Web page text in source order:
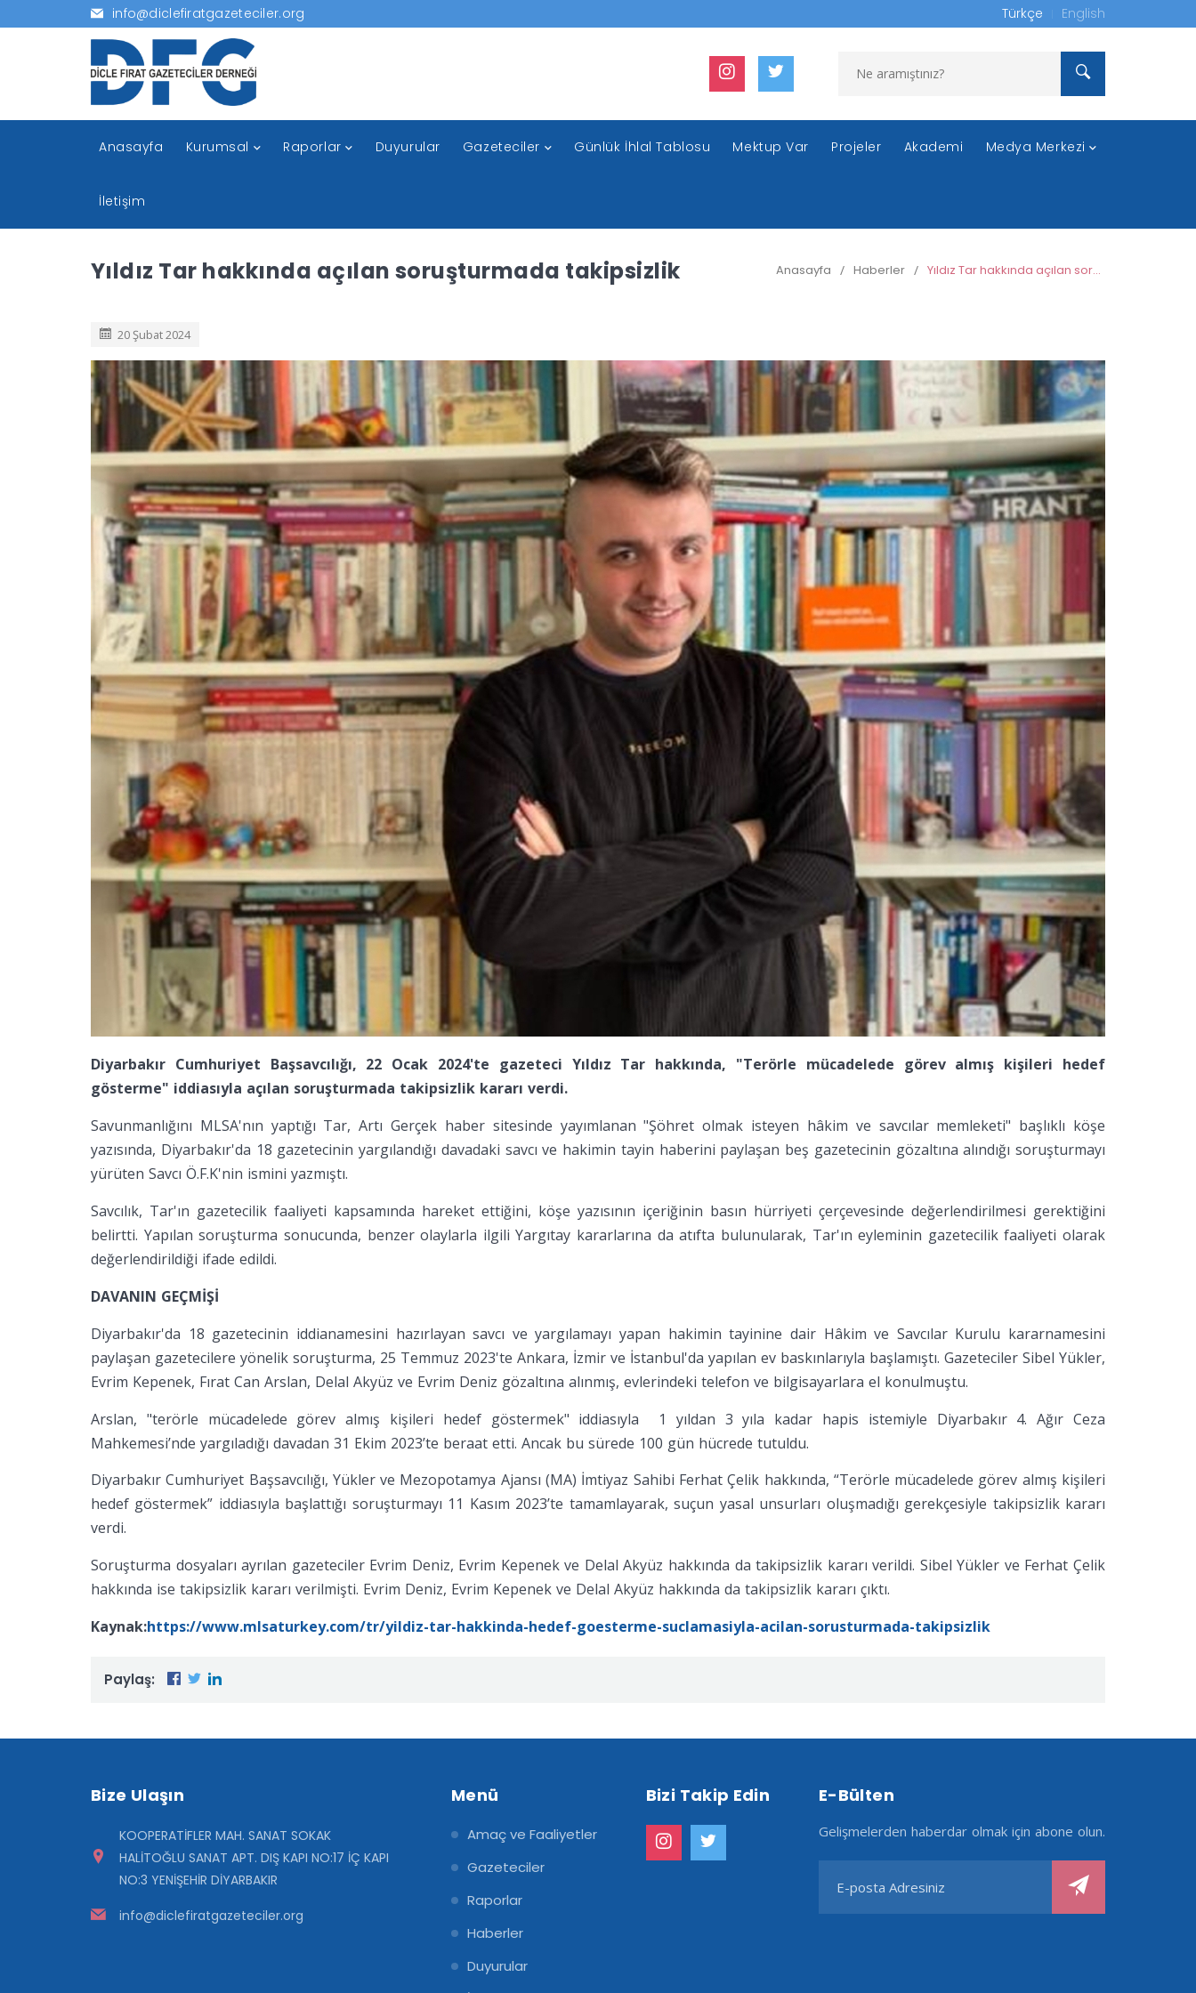
info@diclefiratgazeteciler.org Türkçe English
Anasayfa Kurumsal Raporlar Duyurular Gazeteciler Günlük İhlal Tablosu Mektup Var Projeler Akademi Medya Merkezi
İletişim
Yıldız Tar hakkında açılan soruşturmada takipsizlik Anasayfa / Haberler / Yıldız Tar hakkında açılan soruşturmada takipsizlik
20 Şubat 2024
Diyarbakır Cumhuriyet Başsavcılığı, 22 Ocak 2024'te gazeteci Yıldız Tar hakkında, "Terörle mücadelede görev almış kişileri hedef
gösterme" iddiasıyla açılan soruşturmada takipsizlik kararı verdi.
Savunmanlığını MLSA'nın yaptığı Tar, Artı Gerçek haber sitesinde yayımlanan "Şöhret olmak isteyen hâkim ve savcılar memleketi" başlıklı köşe
yazısında, Diyarbakır'da 18 gazetecinin yargılandığı davadaki savcı ve hakimin tayin haberini paylaşan beş gazetecinin gözaltına alındığı soruşturmayı
yürüten Savcı Ö.F.K'nin ismini yazmıştı.
Savcılık, Tar'ın gazetecilik faaliyeti kapsamında hareket ettiğini, köşe yazısının içeriğinin basın hürriyeti çerçevesinde değerlendirilmesi gerektiğini
belirtti. Yapılan soruşturma sonucunda, benzer olaylarla ilgili Yargıtay kararlarına da atıfta bulunularak, Tar'ın eyleminin gazetecilik faaliyeti olarak
değerlendirildiği ifade edildi.
DAVANIN GEÇMİŞİ
Diyarbakır'da 18 gazetecinin iddianamesini hazırlayan savcı ve yargılamayı yapan hakimin tayinine dair Hâkim ve Savcılar Kurulu kararnamesini
paylaşan gazetecilere yönelik soruşturma, 25 Temmuz 2023'te Ankara, İzmir ve İstanbul'da yapılan ev baskınlarıyla başlamıştı. Gazeteciler Sibel Yükler,
Evrim Kepenek, Fırat Can Arslan, Delal Akyüz ve Evrim Deniz gözaltına alınmış, evlerindeki telefon ve bilgisayarlara el konulmuştu.
Arslan, "terörle mücadelede görev almış kişileri hedef göstermek" iddiasıyla 1 yıldan 3 yıla kadar hapis istemiyle Diyarbakır 4. Ağır Ceza
Mahkemesi’nde yargıladığı davadan 31 Ekim 2023’te beraat etti. Ancak bu sürede 100 gün hücrede tutuldu.
Diyarbakır Cumhuriyet Başsavcılığı, Yükler ve Mezopotamya Ajansı (MA) İmtiyaz Sahibi Ferhat Çelik hakkında, “Terörle mücadelede görev almış kişileri
hedef göstermek” iddiasıyla başlattığı soruşturmayı 11 Kasım 2023’te tamamlayarak, suçun yasal unsurları oluşmadığı gerekçesiyle takipsizlik kararı
verdi.
Soruşturma dosyaları ayrılan gazeteciler Evrim Deniz, Evrim Kepenek ve Delal Akyüz hakkında da takipsizlik kararı verildi. Sibel Yükler ve Ferhat Çelik
hakkında ise takipsizlik kararı verilmişti. Evrim Deniz, Evrim Kepenek ve Delal Akyüz hakkında da takipsizlik kararı çıktı.
Kaynak:https://www.mlsaturkey.com/tr/yildiz-tar-hakkinda-hedef-goesterme-suclamasiyla-acilan-sorusturmada-takipsizlik
Paylaş:
Bize Ulaşın
KOOPERATİFLER MAH. SANAT SOKAK
HALİTOĞLU SANAT APT. DIŞ KAPI NO:17 İÇ KAPI
NO:3 YENİŞEHİR DİYARBAKIR
info@diclefiratgazeteciler.org
Menü
Amaç ve Faaliyetler
Gazeteciler
Raporlar
Haberler
Duyurular
Bizi Takip Edin E-Bülten
Gelişmelerden haberdar olmak için abone olun.